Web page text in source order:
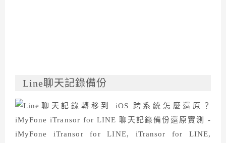
Line聊天記錄備份